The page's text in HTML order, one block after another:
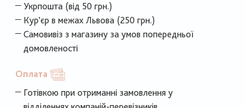
Укрпошта (від 50 грн.)
Кур'єр в межах Львова (250 грн.)
Самовивіз з магазину за умов попередньої
домовленості
Оплата
Готівкою при отриманні замовлення у